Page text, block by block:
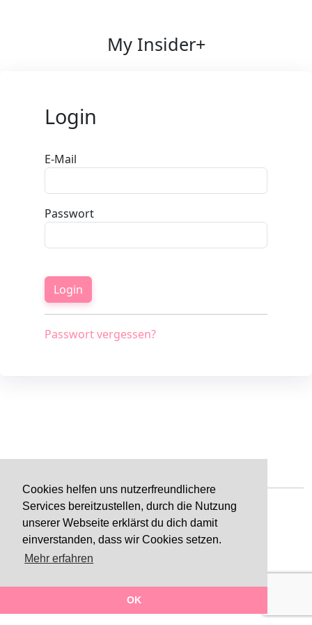
Cookies helfen uns nutzerfreundlichere
Services bereitzustellen, durch die Nutzung
unserer Webseite erklärst du dich damit
einverstanden, dass wir Cookies setzen.
Mehr erfahren
OK
My Insider+
Login
E-Mail
Passwort
Login
Passwort vergessen?
Impressum Datenschutz AGB